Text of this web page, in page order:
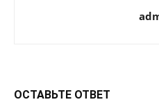
ОСТАВЬТЕ ОТВЕТ